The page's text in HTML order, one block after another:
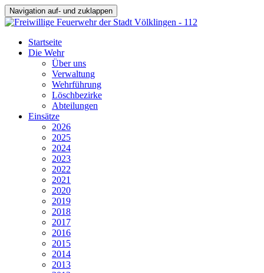
Navigation auf- und zuklappen
Startseite
Die Wehr
Über uns
Verwaltung
Wehrführung
Löschbezirke
Abteilungen
Einsätze
2026
2025
2024
2023
2022
2021
2020
2019
2018
2017
2016
2015
2014
2013